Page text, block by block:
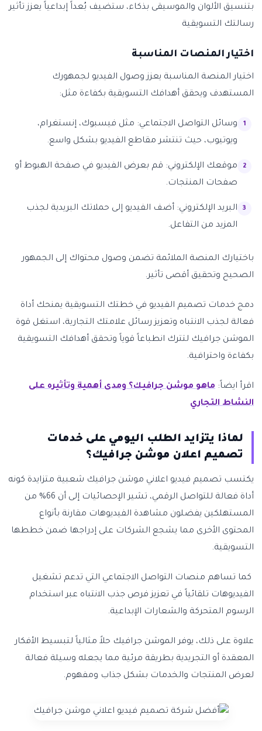
بتنسيق الألوان والموسيقى بذكاء، ستضيف بُعداً إبداعياً يعزز تأثير
رسالتك التسويقية
اختيار المنصات المناسبة
اختيار المنصة المناسبة يعزز وصول الفيديو لجمهورك
المستهدف ويحقق أهدافك التسويقية بكفاءة مثل:
وسائل التواصل الاجتماعي: مثل فيسبوك، إنستغرام،
ويوتيوب، حيث تنتشر مقاطع الفيديو بشكل واسع.
موقعك الإلكتروني: قم بعرض الفيديو في صفحة الهبوط أو
صفحات المنتجات.
البريد الإلكتروني: أضف الفيديو إلى حملاتك البريدية لجذب
المزيد من التفاعل.
باختيارك المنصة الملائمة تضمن وصول محتواك إلى الجمهور
الصحيح وتحقيق أقصى تأثير.
دمج خدمات تصميم الفيديو في خطتك التسويقية يمنحك أداة
فعالة لجذب الانتباه وتعزيز رسائل علامتك التجارية، استغل قوة
الموشن جرافيك لتترك انطباعاً قوياً وتحقق أهدافك التسويقية
بكفاءة واحترافية.
اقرأ ايضاً: ماهو موشن جرافيك؟ ومدى أهمية وتأثيره على
النشاط التجاري
لماذا يتزايد الطلب اليومي على خدمات
تصميم اعلان موشن جرافيك؟
يكتسب تصميم فيديو اعلاني موشن جرافيك شعبية متزايدة كونه
أداة فعالة للتواصل الرقمي، تشير الإحصائيات إلى أن 66% من
المستهلكين يفضلون مشاهدة الفيديوهات مقارنة بأنواع
المحتوى الأخرى مما يشجع الشركات على إدراجها ضمن خططها
التسويقية.
كما تساهم منصات التواصل الاجتماعي التي تدعم تشغيل
الفيديوهات تلقائياً في تعزيز فرص جذب الانتباه عبر استخدام
الرسوم المتحركة والشعارات الإبداعية.
علاوة على ذلك، يوفر الموشن جرافيك حلاً مثالياً لتبسيط الأفكار
المعقدة أو التجريدية بطريقة مرئية مما يجعله وسيلة فعالة
لعرض المنتجات والخدمات بشكل جذاب ومفهوم.